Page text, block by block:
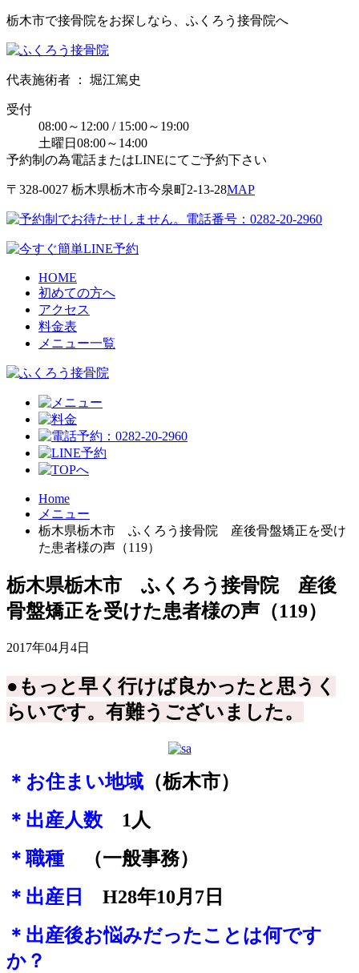
栃木市で接骨院をお探しなら、ふくろう接骨院へ
代表施術者 ： 堀江篤史
受付
08:00～12:00 / 15:00～19:00
土曜日08:00～14:00
予約制の為電話またはLINEにてご予約下さい
〒328-0027 栃⽊県栃⽊市今泉町2-13-28MAP
HOME
初めての方へ
アクセス
料金表
メニュー一覧
Home
メニュー
栃木県栃木市 ふくろう接骨院 産後骨盤矯正を受け
た患者様の声（119）
栃木県栃木市 ふくろう接骨院 産後
骨盤矯正を受けた患者様の声（119）
2017年04月4日
●もっと早く行けば良かったと思うく
らいです。有難うございました。
＊お住まい地域 （栃木市）
＊出産人数 1人
＊職種
（一般事務）
＊出産日
H28年10月7日
＊出産後お悩みだったことは何です
か？